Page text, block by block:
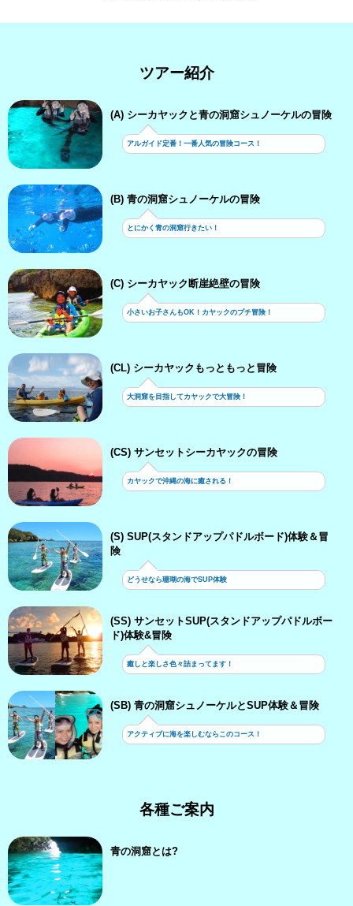
ツアー紹介
(A) シーカヤックと青の洞窟シュノーケルの冒険
アルガイド定番！一番人気の冒険コース！
(B) 青の洞窟シュノーケルの冒険
とにかく青の洞窟行きたい！
(C) シーカヤック断崖絶壁の冒険
小さいお子さんもOK！カヤックのプチ冒険！
(CL) シーカヤックもっともっと冒険
大洞窟を目指してカヤックで大冒険！
(CS) サンセットシーカヤックの冒険
カヤックで沖縄の海に癒される！
(S) SUP(スタンドアップパドルボード)体験＆冒
険
どうせなら珊瑚の海でSUP体験
(SS) サンセットSUP(スタンドアップパドルボー
ド)体験&冒険
癒しと楽しさ色々詰まってます！
(SB) 青の洞窟シュノーケルとSUP体験＆冒険
アクティブに海を楽しむならこのコース！
各種ご案内
青の洞窟とは?